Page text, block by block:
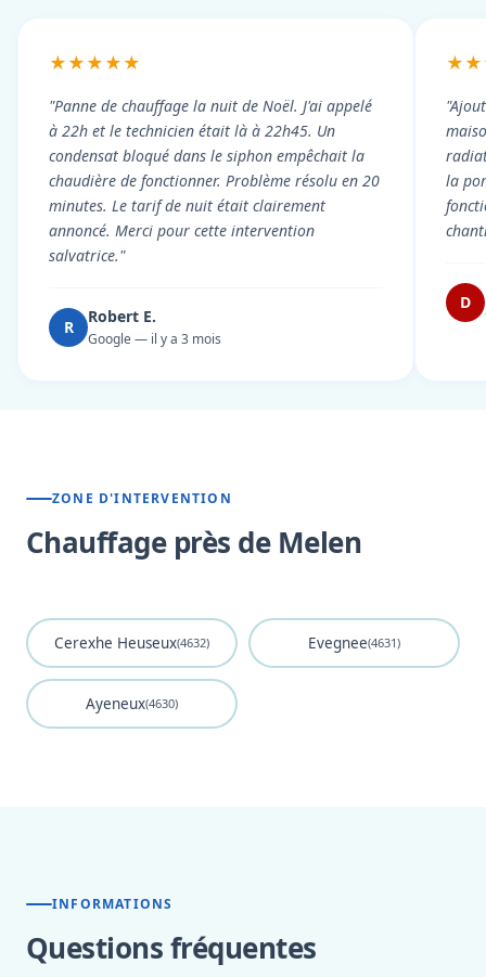
★★★★★
"Panne de chauffage la nuit de Noël. J'ai appelé
à 22h et le technicien était là à 22h45. Un
condensat bloqué dans le siphon empêchait la
chaudière de fonctionner. Problème résolu en 20
minutes. Le tarif de nuit était clairement
annoncé. Merci pour cette intervention
salvatrice."
R
Robert E.
Google — il y a 3 mois
la
D
ZONE D'INTERVENTION
Chauffage près de Melen
Cerexhe Heuseux(4632) Evegnee(4631)
Ayeneux(4630)
INFORMATIONS
Questions fréquentes